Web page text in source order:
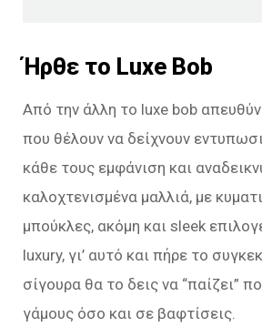
Ήρθε το Luxe Bob
Από την άλλη το luxe bob
που θέλουν να δείχνουν
κάθε τους εμφάνιση και
καλοχτενισμένα μαλλιά, με
μπούκλες, ακόμη και sleek
luxury, γι’ αυτό και πήρε το
σίγουρα θα το δεις να “παίζει”
γάμους όσο και σε βαφτίσεις.